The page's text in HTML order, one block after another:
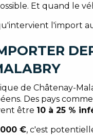
Et quand le
l'import
de Châtenay-
Des pays
être 10 à 25 %
€, c'est